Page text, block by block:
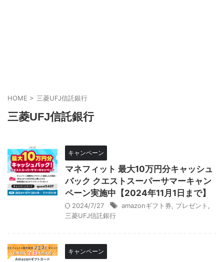
HOME > 三菱UFJ信託銀行
三菱UFJ信託銀行
キャンペーン
マネフィット 最大10万円分キャッシュ
バック クエストスーパーサマーキャン
ペーン実施中【2024年11月1日まで】
2024/7/27 amazonギフト券 プレゼント
三菱UFJ信託銀行
キャンペーン